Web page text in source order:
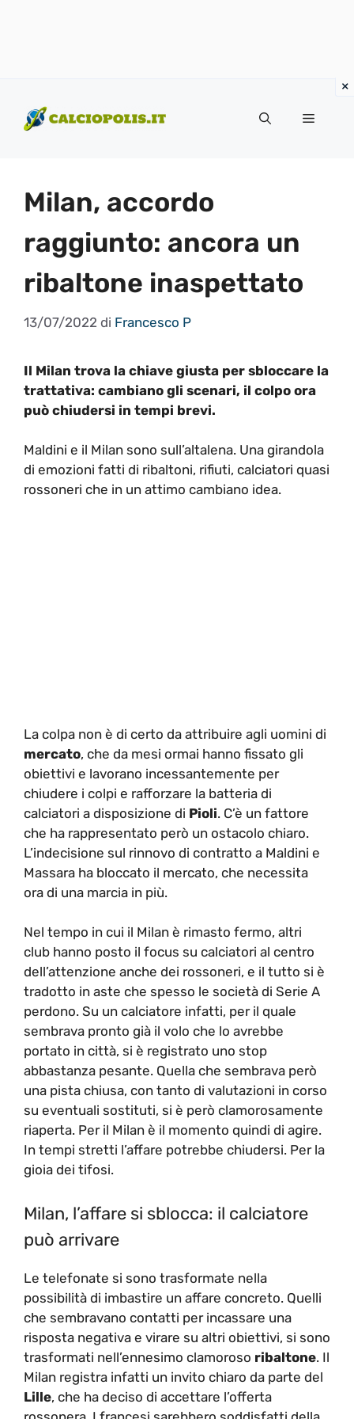
contenuto
Menu
Milan, accordo
raggiunto: ancora un
ribaltone inaspettato
13/07/2022 di Francesco P
Il Milan trova la chiave giusta per sbloccare la
trattativa: cambiano gli scenari, il colpo ora
può chiudersi in tempi brevi.
Maldini e il Milan sono sull’altalena. Una girandola
di emozioni fatti di ribaltoni, rifiuti, calciatori quasi
rossoneri che in un attimo cambiano idea.
La colpa non è di certo da attribuire agli uomini di
mercato, che da mesi ormai hanno fissato gli
obiettivi e lavorano incessantemente per
chiudere i colpi e rafforzare la batteria di
calciatori a disposizione di Pioli. C’è un fattore
che ha rappresentato però un ostacolo chiaro.
L’indecisione sul rinnovo di contratto a Maldini e
Massara ha bloccato il mercato, che necessita
ora di una marcia in più.
Nel tempo in cui il Milan è rimasto fermo, altri
club hanno posto il focus su calciatori al centro
dell’attenzione anche dei rossoneri, e il tutto si è
tradotto in aste che spesso le società di Serie A
perdono. Su un calciatore infatti, per il quale
sembrava pronto già il volo che lo avrebbe
portato in città, si è registrato uno stop
abbastanza pesante. Quella che sembrava però
una pista chiusa, con tanto di valutazioni in corso
su eventuali sostituti, si è però clamorosamente
riaperta. Per il Milan è il momento quindi di agire.
In tempi stretti l’affare potrebbe chiudersi. Per la
gioia dei tifosi.
Milan, l’affare si sblocca: il calciatore
può arrivare
Le telefonate si sono trasformate nella
possibilità di imbastire un affare concreto. Quelli
che sembravano contatti per incassare una
risposta negativa e virare su altri obiettivi, si sono
trasformati nell’ennesimo clamoroso ribaltone. Il
Milan registra infatti un invito chiaro da parte del
Lille, che ha deciso di accettare l’offerta